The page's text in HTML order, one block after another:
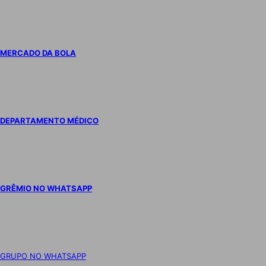
MERCADO DA BOLA
DEPARTAMENTO MÉDICO
GRÊMIO NO WHATSAPP
GRUPO NO WHATSAPP